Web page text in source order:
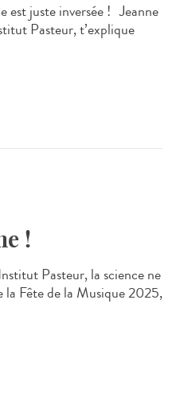
est juste inversée ! Jeanne
Pasteur, t’explique
!
Pasteur, la science ne
la Fête de la Musique 2025,